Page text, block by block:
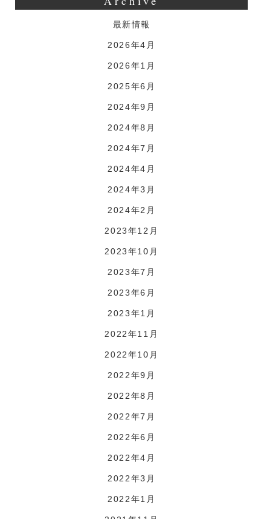
最新情報
2026年4月
2026年1月
2025年6月
2024年9月
2024年8月
2024年7月
2024年4月
2024年3月
2024年2月
2023年12月
2023年10月
2023年7月
2023年6月
2023年1月
2022年11月
2022年10月
2022年9月
2022年8月
2022年7月
2022年6月
2022年4月
2022年3月
2022年1月